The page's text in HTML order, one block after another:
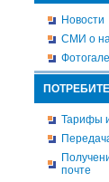
Новости
СМИ о
Тарифы
почте